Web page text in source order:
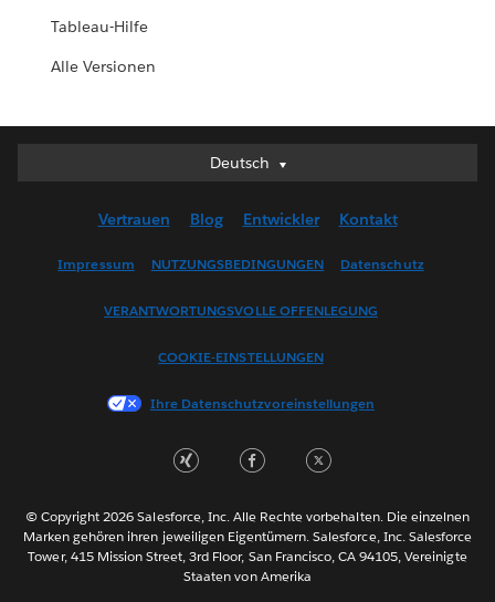
Tableau-Hilfe
Alle Versionen
Deutsch
Deutsch
English (US)
Français (France)
한국어
Português
ไทย
简体中文
Vertrauen Blog Entwickler Kontakt
Impressum NUTZUNGSBEDINGUNGEN Datenschutz
VERANTWORTUNGSVOLLE OFFENLEGUNG
COOKIE-EINSTELLUNGEN
Ihre Datenschutzvoreinstellungen
© Copyright 2026 Salesforce, Inc. Alle Rechte vorbehalten. Die einzelnen
Marken gehören ihren jeweiligen Eigentümern. Salesforce, Inc. Salesforce
Tower, 415 Mission Street, 3rd Floor, San Francisco, CA 94105, Vereinigte
Staaten von Amerika